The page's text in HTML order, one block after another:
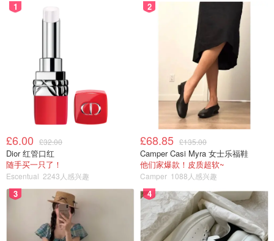
1
£6.00 £32.00
Dior 红管口红
随手买一只了！
Escentual 2243人感兴趣
2
£68.85 £135.00
Camper Casi Myra 女士乐福鞋
他们家爆款！皮质超软~
Camper 1088人感兴趣
3 4